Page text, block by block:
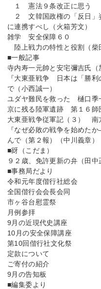
１ 憲法９条改正に思う
２ 文韓国政権の「反日」
に連携すべし（火箱芳文）
雑学 安全保障６０
陸上戦力の特性と役割（柴
■一般記事
寺内寿一元帥と安宅彌吉氏（
『大東亜戦争 日本は「勝利
で（小西誠一）
ユダヤ難民を救った 樋口季
京に残る陸軍遺跡 第１６師
大東亜戦争従軍記（３） 南
『なぜ必敗の戦争を始めた
んで（第２報）（中川義章）
■谺（こだま）
９２歳、免許更新の弁（田中
■事務局だより
令和元年度偕行社総会
全国偕行会会長会同
市ヶ谷台慰霊祭
月例参拝
9月の近現代史講座
10月の安全保障講座
第10回偕行社文化祭
定款について
ご寄付の紹介
9月の告知板
■編集委より